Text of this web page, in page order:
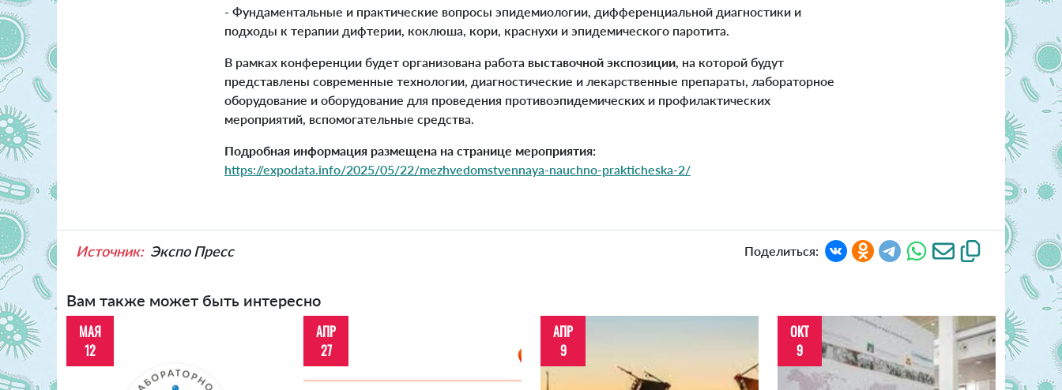
- Фундаментальные и практические вопросы эпидемиологии, дифференциальной диагностики и
подходы к терапии дифтерии, коклюша, кори, краснухи и эпидемического паротита.
В рамках конференции будет организована работа выставочной экспозиции, на которой будут
представлены современные технологии, диагностические и лекарственные препараты, лабораторное
оборудование и оборудование для проведения противоэпидемических и профилактических
мероприятий, вспомогательные средства.
Подробная информация размещена на странице мероприятия:
https://expodata.info/2025/05/22/mezhvedomstvennaya-nauchno-prakticheska-2/
Источник: Экспо Пресс Поделиться:
Вам также может быть интересно
МАЯ
12
АПР
27
АПР
9
ОКТ
9